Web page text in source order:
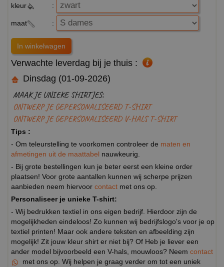
kleur :
maat :
Verwachte leverdag bij je thuis :
Dinsdag (01-09-2026)
MAAK JE UNIEKE SHIRTJES:
ONTWERP JE GEPERSONALISEERD T-SHIRT
ONTWERP JE GEPERSONALISEERD V-HALS T-SHIRT
Tips :
- Om teleurstelling te voorkomen controleer de maten en
afmetingen uit de maattabel nauwkeurig.
- Bij grote bestellingen kun je beter eerst een kleine order
plaatsen! Voor grote aantallen kunnen wij scherpe prijzen
aanbieden neem hiervoor contact met ons op.
Personaliseer je unieke T-shirt:
- Wij bedrukken textiel in ons eigen bedrijf. Hierdoor zijn de
mogelijkheden eindeloos! Zo kunnen wij bedrijfslogo's voor je op
textiel printen! Maar ook andere teksten en afbeelding zijn
mogelijk! Zit jouw kleur shirt er niet bij? Of Heb je liever een
ander model bijvoorbeeld een V-hals, mouwloos? Neem contact
met ons op. Wij helpen je graag verder om tot een uniek